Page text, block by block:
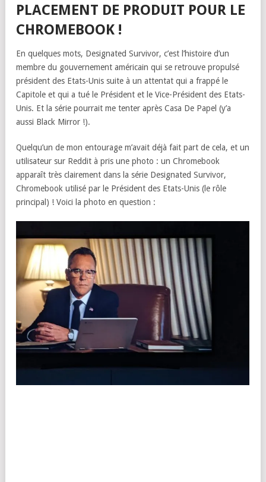
PLACEMENT DE PRODUIT POUR LE
CHROMEBOOK !
En quelques mots, Designated Survivor, c’est l’histoire d’un
membre du gouvernement américain qui se retrouve propulsé
président des Etats-Unis suite à un attentat qui a frappé le
Capitole et qui a tué le Président et le Vice-Président des Etats-
Unis. Et la série pourrait me tenter après Casa De Papel (y’a
aussi Black Mirror !).
Quelqu’un de mon entourage m’avait déjà fait part de cela, et un
utilisateur sur Reddit à pris une photo : un Chromebook
apparaît très clairement dans la série Designated Survivor,
Chromebook utilisé par le Président des Etats-Unis (le rôle
principal) ! Voici la photo en question :